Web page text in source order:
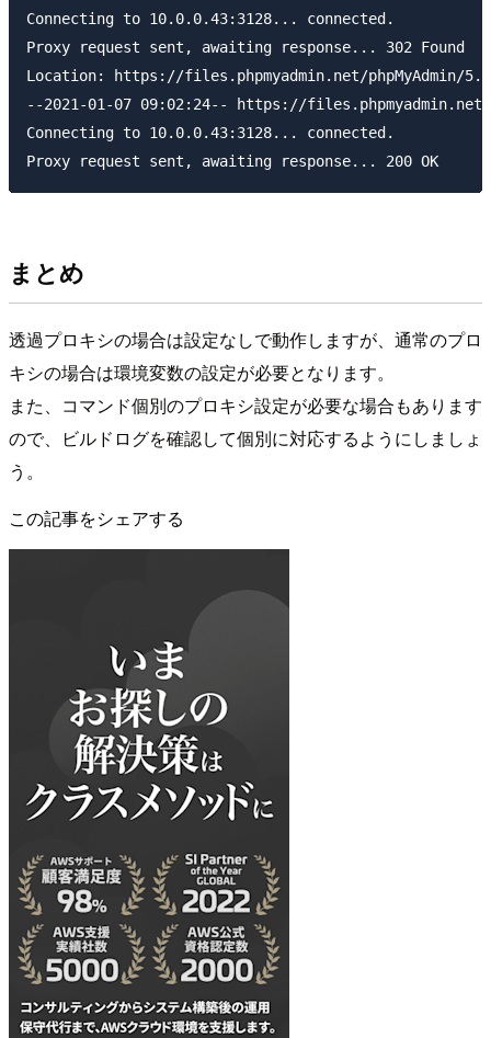
Connecting to 10.0.0.43:3128... connected.
Proxy request sent, awaiting response... 302 Found
Location: https://files.phpmyadmin.net/phpMyAdmin/
--2021-01-07 09:02:24-- https://files.phpmyadmin.net/
Connecting to 10.0.0.43:3128... connected.
まとめ
透過プロキシの場合は設定なしで動作しますが、通常のプロ
キシの場合は環境変数の設定が必要となります。
また、コマンド個別のプロキシ設定が必要な場合もあります
ので、ビルドログを確認して個別に対応するようにしましょ
う。
この記事をシェアする